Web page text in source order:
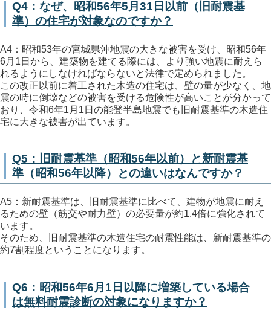
Q4：なぜ、昭和56年5月31日以前（旧耐震基
準）の住宅が対象なのですか？
A4：昭和53年の宮城県沖地震の大きな被害を受け、昭和56年
6月1日から、建築物を建てる際には、より強い地震に耐えら
れるようにしなければならないと法律で定められました。
この改正以前に着工された木造の住宅は、壁の量が少なく、地
震の時に倒壊などの被害を受ける危険性が高いことが分かって
おり、令和6年1月1日の能登半島地震でも旧耐震基準の木造住
宅に大きな被害が出ています。
Q5：旧耐震基準（昭和56年以前）と新耐震基
準（昭和56年以降）との違いはなんですか？
A5：新耐震基準は、旧耐震基準に比べて、建物が地震に耐え
るための壁（筋交や耐力壁）の必要量が約1.4倍に強化されて
います。
そのため、旧耐震基準の木造住宅の耐震性能は、新耐震基準の
約7割程度ということになります。
Q6：昭和56年6月1日以降に増築している場合
は無料耐震診断の対象になりますか？